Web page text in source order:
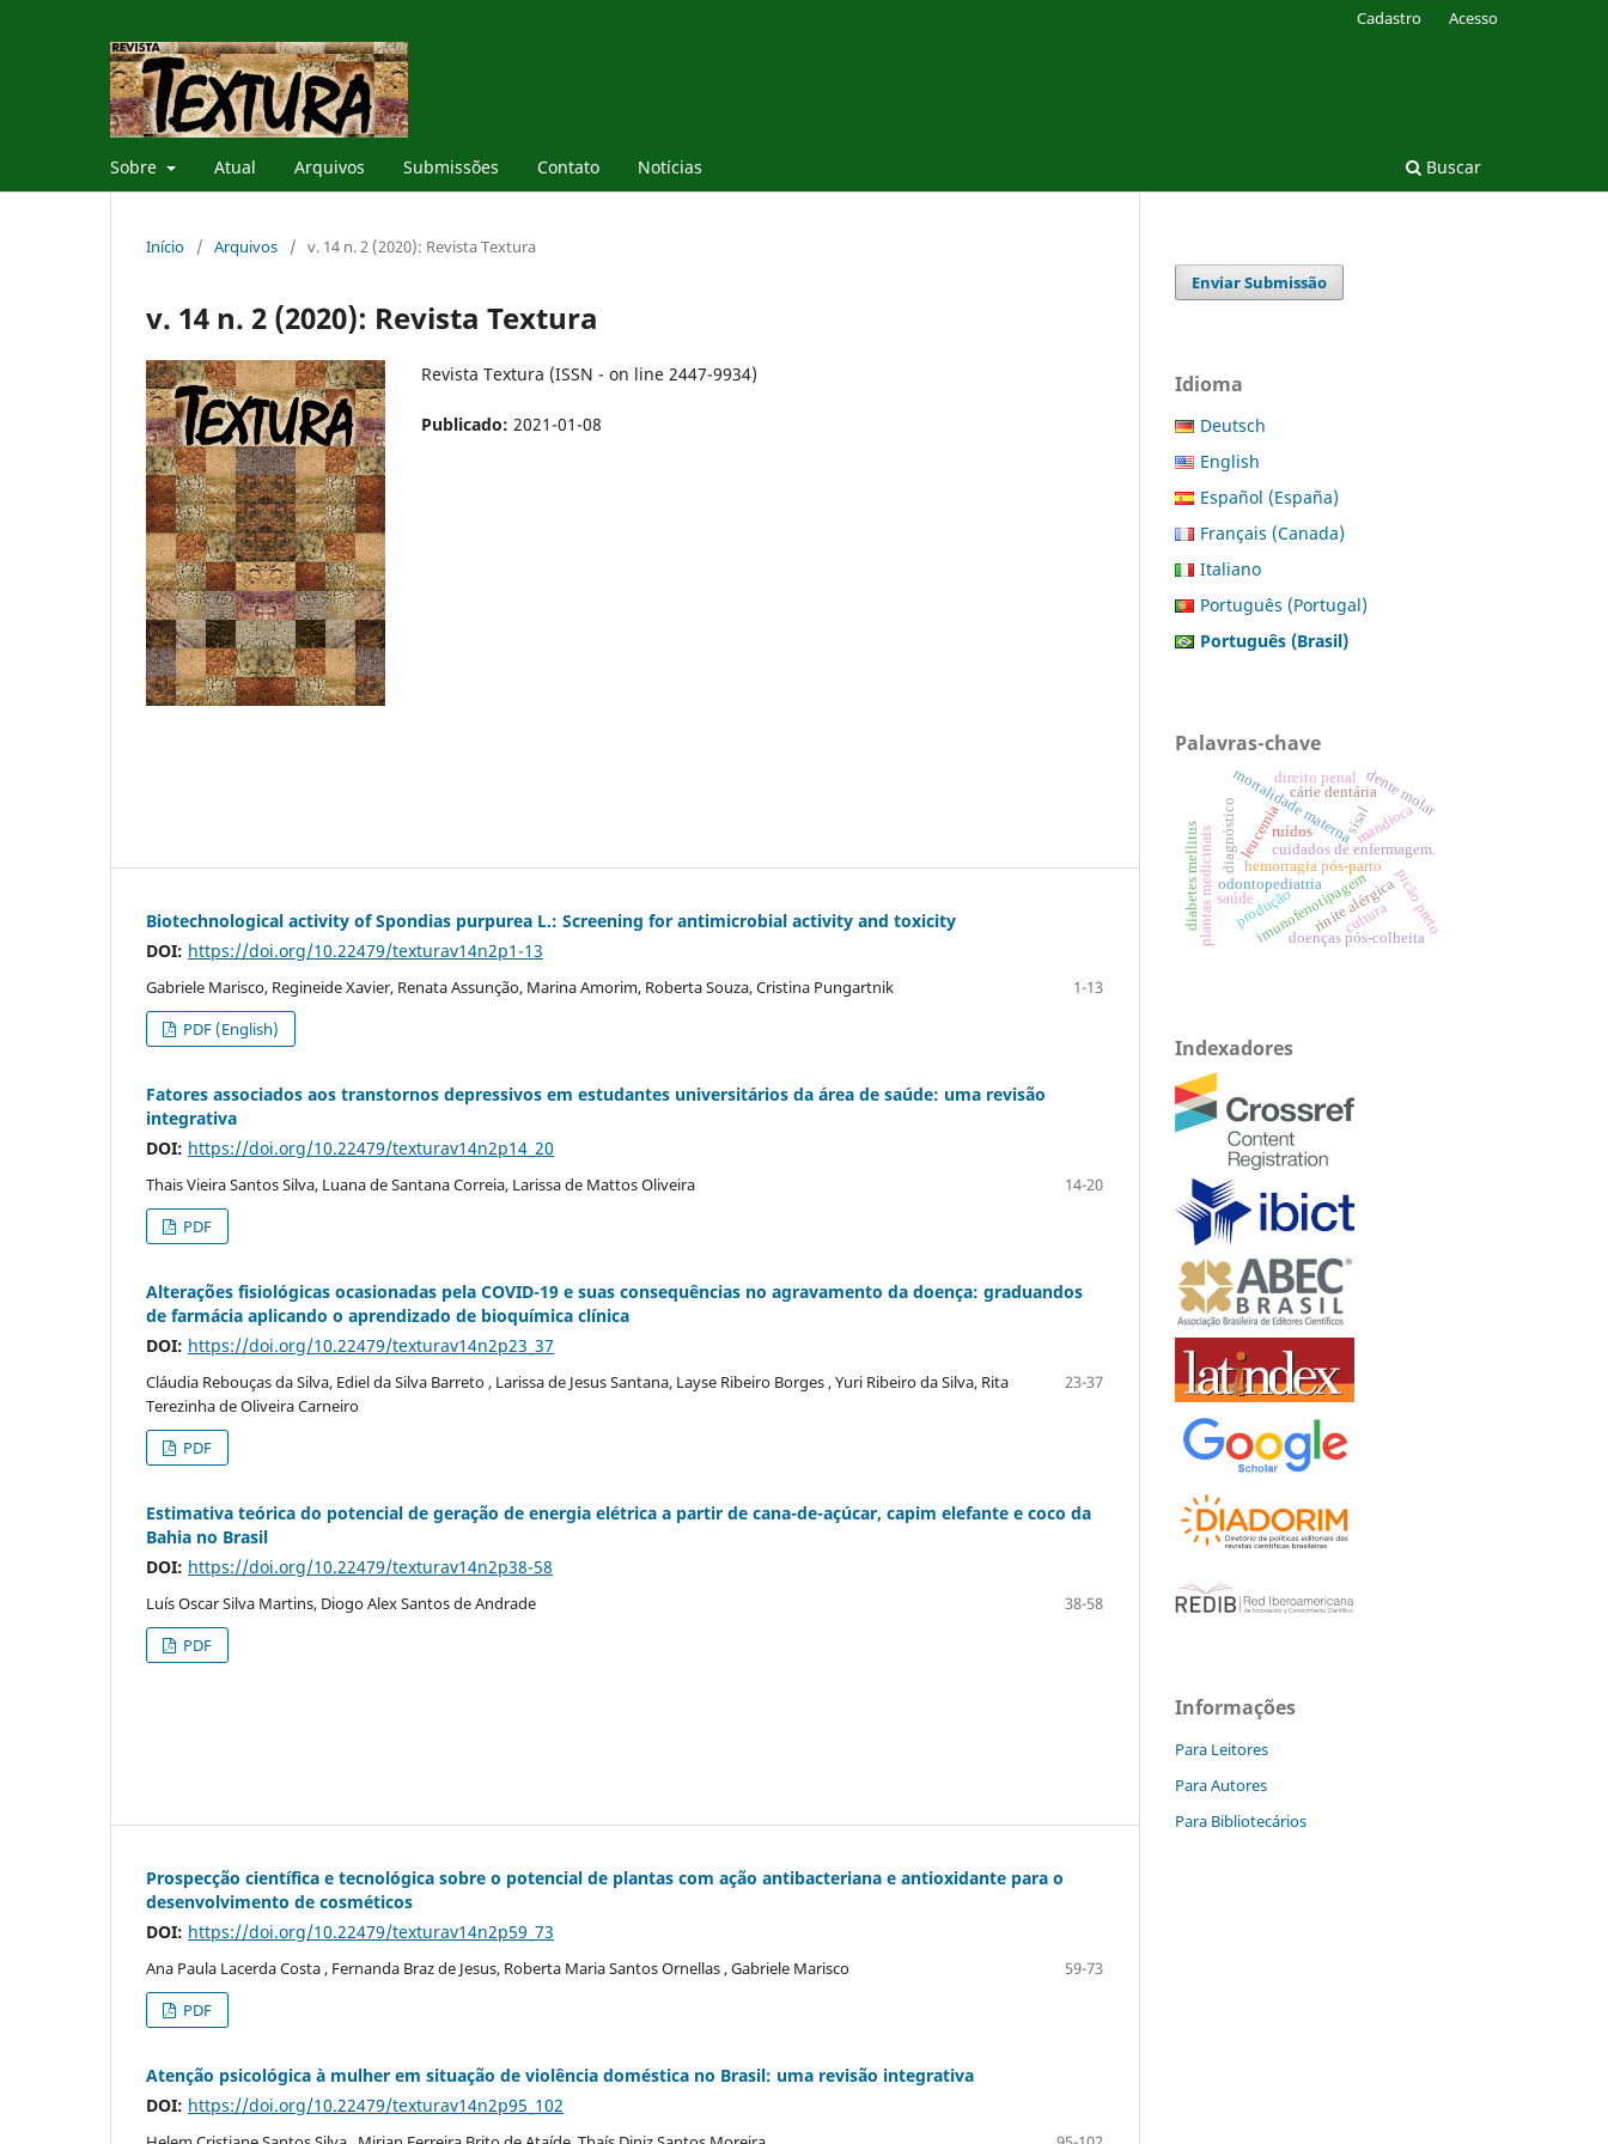
Sobre Atual Arquivos Submissões Contato Notícias Buscar
Cadastro Acesso
Início / Arquivos / v. 14 n. 2 (2020): Revista Textura
v. 14 n. 2 (2020): Revista Textura
Revista Textura (ISSN - on line 2447-9934)
Publicado: 2021-01-08
Biotechnological activity of Spondias purpurea L.: Screening for antimicrobial activity and toxicity
DOI: https://doi.org/10.22479/texturav14n2p1-13
Gabriele Marisco, Regineide Xavier, Renata Assunção, Marina Amorim, Roberta Souza, Cristina Pungartnik
1-13
PDF (English)
Fatores associados aos transtornos depressivos em estudantes universitários da área de saúde: uma revisão
integrativa
DOI: https://doi.org/10.22479/texturav14n2p14_20
Thais Vieira Santos Silva, Luana de Santana Correia, Larissa de Mattos Oliveira
14-20
PDF
Alterações fisiológicas ocasionadas pela COVID-19 e suas consequências no agravamento da doença: graduandos
de farmácia aplicando o aprendizado de bioquímica clínica
DOI: https://doi.org/10.22479/texturav14n2p23_37
Cláudia Rebouças da Silva, Ediel da Silva Barreto , Larissa de Jesus Santana, Layse Ribeiro Borges , Yuri Ribeiro da Silva, Rita
Terezinha de Oliveira Carneiro
23-37
PDF
Estimativa teórica do potencial de geração de energia elétrica a partir de cana-de-açúcar, capim elefante e coco da
Bahia no Brasil
DOI: https://doi.org/10.22479/texturav14n2p38-58
Luís Oscar Silva Martins, Diogo Alex Santos de Andrade
38-58
PDF
Prospecção científica e tecnológica sobre o potencial de plantas com ação antibacteriana e antioxidante para o
desenvolvimento de cosméticos
DOI: https://doi.org/10.22479/texturav14n2p59_73
Ana Paula Lacerda Costa , Fernanda Braz de Jesus, Roberta Maria Santos Ornellas , Gabriele Marisco
59-73
PDF
Atenção psicológica à mulher em situação de violência doméstica no Brasil: uma revisão integrativa
DOI: https://doi.org/10.22479/texturav14n2p95_102
Enviar Submissão
Idioma
Deutsch
English
Español (España)
Français (Canada)
Italiano
Português (Portugal)
Português (Brasil)
Palavras-chave
cuidados de enfermagem.
mortalidade materna
hemorragia pós-parto
leucemia
imunofenotipagem
diagnóstico
odontopediatria
cárie dentáriadente molar
doenças pós-colheita
picão preto
plantas medicinais
diabetes mellitus rinite alérgica
mandioca
produção cultura
sisal
saúde
ruídos
direito penal
Indexadores
Informações
Para Leitores
Para Autores
Para Bibliotecários